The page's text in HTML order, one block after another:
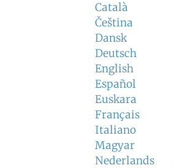
Català
Čeština
Dansk
Deutsch
English
Español
Euskara
Français
Italiano
Magyar
Nederlands